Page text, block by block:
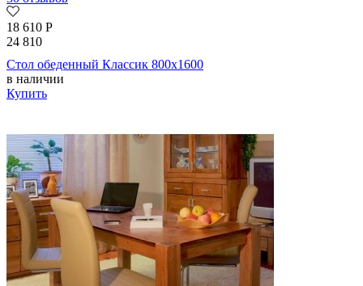
18 610 Р
24 810
Стол обеденный Классик 800х1600
в наличии
Купить